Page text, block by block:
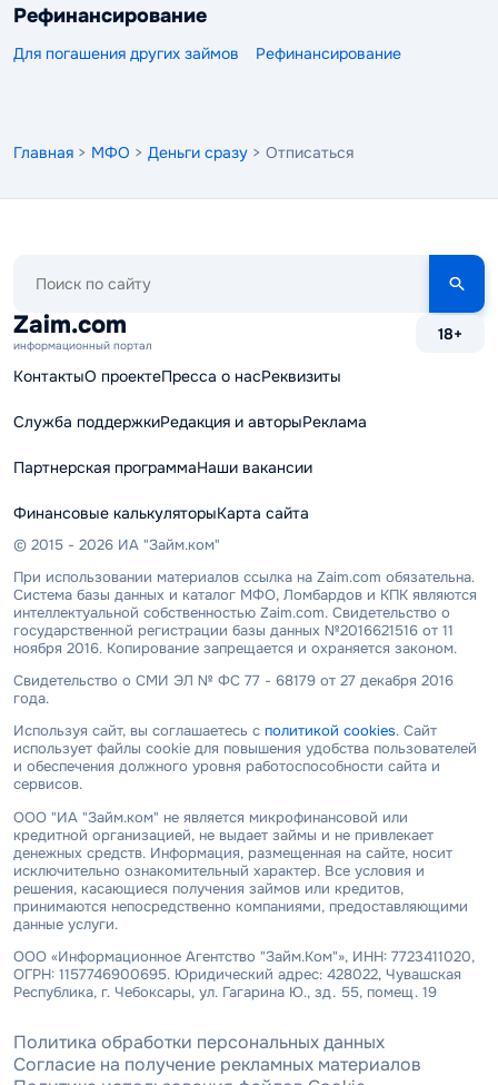
Рефинансирование
Для погашения других займов Рефинансирование
Главная > МФО > Деньги сразу > Отписаться
сайту
Zaim.com
информационный портал
18+
КонтактыО проектеПресса о насРеквизиты
Служба поддержкиРедакция и авторыРеклама
Партнерская программаНаши вакансии
Финансовые калькуляторыКарта сайта
© 2015 - 2026 ИА "Займ.ком"
При использовании материалов ссылка на Zaim.com обязательна.
Система базы данных и каталог МФО, Ломбардов и КПК являются
интеллектуальной собственностью Zaim.com. Свидетельство о
государственной регистрации базы данных №2016621516 от 11
ноября 2016. Копирование запрещается и охраняется законом.
Свидетельство о СМИ ЭЛ № ФС 77 - 68179 от 27 декабря 2016
года.
Используя сайт, вы соглашаетесь с политикой cookies. Сайт
использует файлы cookie для повышения удобства пользователей
и обеспечения должного уровня работоспособности сайта и
сервисов.
ООО "ИА "Займ.ком" не является микрофинансовой или
кредитной организацией, не выдает займы и не привлекает
денежных средств. Информация, размещенная на сайте, носит
исключительно ознакомительный характер. Все условия и
решения, касающиеся получения займов или кредитов,
принимаются непосредственно компаниями, предоставляющими
данные услуги.
ООО «Информационное Агентство "Займ.Ком"», ИНН: 7723411020,
ОГРН: 1157746900695. Юридический адрес: 428022, Чувашская
Республика, г. Чебоксары, ул. Гагарина Ю., зд. 55, помещ. 19
Политика обработки персональных данных
Согласие на получение рекламных материалов